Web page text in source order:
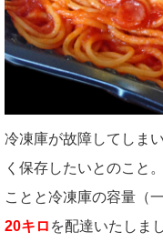
冷凍庫が故障してしま
く保存したいとのこと
ことと冷凍庫の容量（
20キロ を配達いたしま